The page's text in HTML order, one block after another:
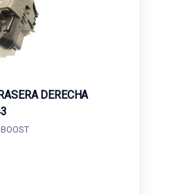
DERECHA